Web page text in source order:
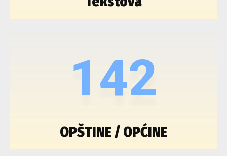
142
OPŠTINE / OPĆINE